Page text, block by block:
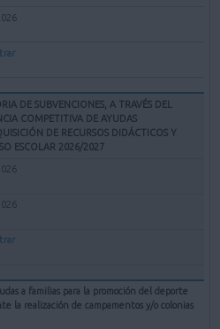
DE SUBVENCIONES, A TRAVÉS DEL
COMPETITIVA DE AYUDAS
DE RECURSOS DIDÁCTICOS Y
ESCOLAR 2026/2027
a familias para la promoción del deporte
la realización de campamentos y/o colonias